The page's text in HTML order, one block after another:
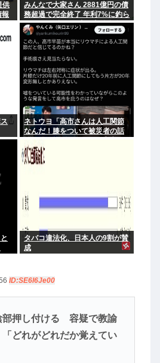
供
みんなで大家さん 2881億円の債
務超過で完全終了 年利7%に釣ら
れた3万人超の弱者の老後資金
2000億円が消滅
ネトウヨ「高市さんは人工関節
なんだ！膝をついて被災者の話
聞くとか拷問だろ！」⇒高市の
膝に人工関節の手術痕が見当た
らない
タバコ違法化、日本人の9割が賛
成
ID:SE6l6Je00
部押し付ける 容疑で教諭
どれがどれだか覚えてい